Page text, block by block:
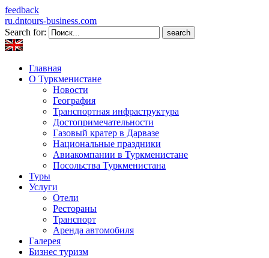
feedback
ru.dntours-business.com
Search for:
Главная
О Туркменистане
Новости
География
Транспортная инфраструктура
Достопримечательности
Газовый кратер в Дарвазе
Национальные праздники
Авиакомпании в Туркменистане
Посольства Туркменистана
Туры
Услуги
Отели
Рестораны
Транспорт
Аренда автомобиля
Галерея
Бизнес туризм